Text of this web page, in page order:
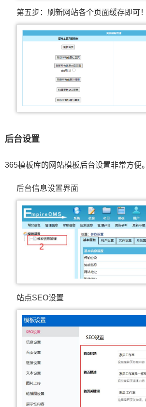
第五步：刷新网站各个页面缓存即可！
后台设置
365模板库的网站模板后台设置非常方便。
后台信息设置界面
站点SEO设置